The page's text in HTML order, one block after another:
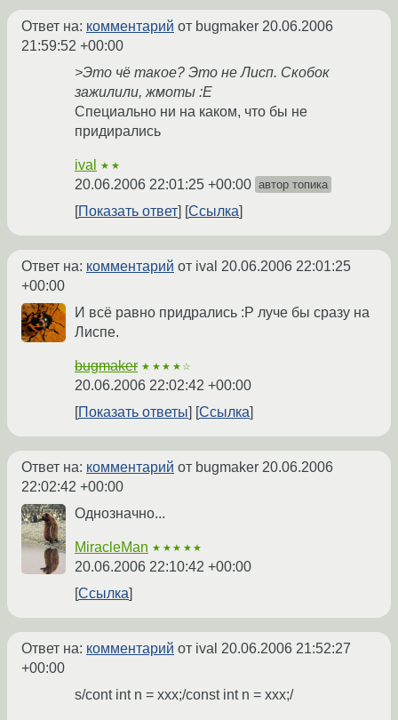
Ответ на: комментарий от bugmaker 20.06.2006
21:59:52 +00:00
>Это чё такое? Это не Лисп. Скобок
зажилили, жмоты :E
Специально ни на каком, что бы не
придирались
ival ★★
20.06.2006 22:01:25 +00:00 автор топика
Показать ответ Ссылка
Ответ на: комментарий от ival 20.06.2006 22:01:25
+00:00
И всё равно придрались :P луче бы сразу на
Лиспе.
bugmaker ★★★★☆
20.06.2006 22:02:42 +00:00
Показать ответы
Ссылка
Ответ на: комментарий от bugmaker 20.06.2006
22:02:42 +00:00
Однозначно...
MiracleMan ★★★★★
20.06.2006 22:10:42 +00:00
Ссылка
Ответ на: комментарий от ival 20.06.2006 21:52:27
+00:00
s/cont int n = xxx;/const int n = xxx;/